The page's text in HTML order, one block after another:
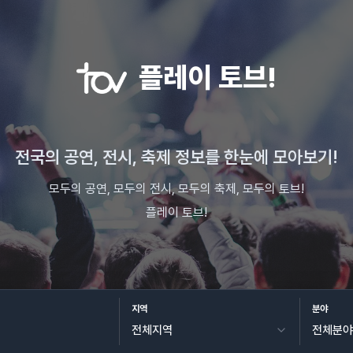
플레이 토브!
전국의 공연, 전시, 축제 정보를 한눈에 모아보기!
모두의 공연, 모두의 전시, 모두의 축제, 모두의 토브!
플레이 토브!
지역 분야